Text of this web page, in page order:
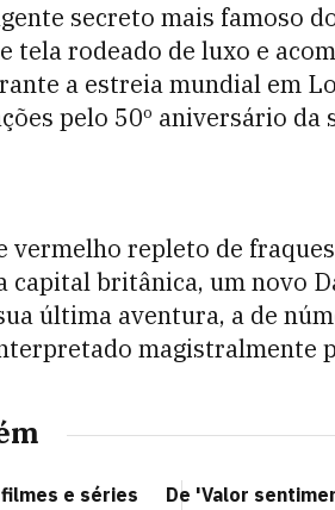
secreto mais famoso
tela rodeado de luxo e
a estreia mundial em
pelo 50º aniversário da
vermelho repleto de
capital britânica, um novo
última aventura, a de
magistralmente
e séries
De 'Valor